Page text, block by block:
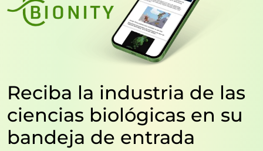
Reciba la industria de las
ciencias biológicas en su
bandeja de entrada